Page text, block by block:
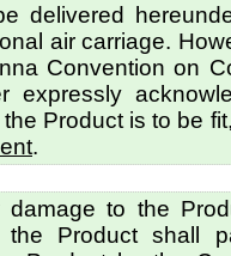
delivered
air carriage.
Convention on
expressly
Product is to be
.
to the
the Product